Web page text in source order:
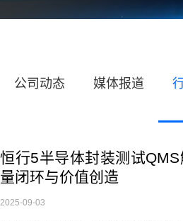
公司动态 媒体报道
恒行5半导体封装测试
量闭环与价值创造
2025-09-03